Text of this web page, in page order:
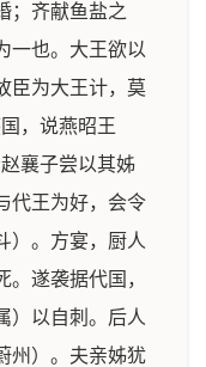
；齐献鱼盐之
一也。大王欲以
臣为大王计，莫
，说燕昭王
襄子尝以其姊
代王为好，会令
）。方宴，厨人
遂袭据代国，
）以自刺。后人
州）。夫亲姊犹